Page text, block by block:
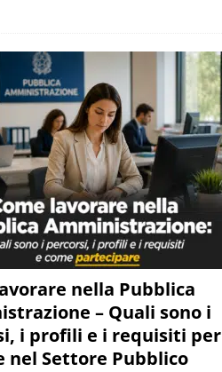
nella Pubblica
– Quali sono i
i profili e i requisiti per
nel Settore Pubblico